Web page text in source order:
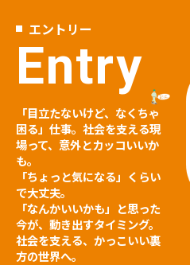
エントリー
Entry
「目立たないけど、なくちゃ
困る」仕事。社会を支える現
場って、意外とカッコいいか
も。
「ちょっと気になる」くらい
で大丈夫。
「なんかいいかも」と思った
今が、動き出すタイミング。
社会を支える、かっこいい裏
方の世界へ。